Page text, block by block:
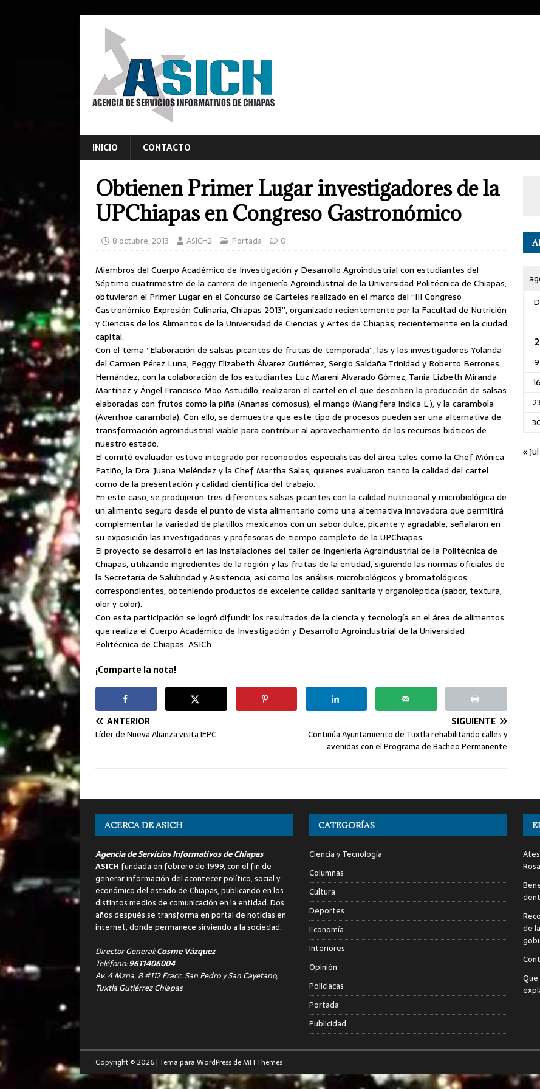
INICIO CONTACTO
Obtienen Primer Lugar investigadores de la
UPChiapas en Congreso Gastronómico
8 octubre, 2013 ASICH2 Portada 0
Miembros del Cuerpo Académico de Investigación y Desarrollo Agroindustrial con estudiantes del
Séptimo cuatrimestre de la carrera de Ingeniería Agroindustrial de la Universidad Politécnica de Chiapas,
obtuvieron el Primer Lugar en el Concurso de Carteles realizado en el marco del “III Congreso
Gastronómico Expresión Culinaria, Chiapas 2013”, organizado recientemente por la Facultad de Nutrición
y Ciencias de los Alimentos de la Universidad de Ciencias y Artes de Chiapas, recientemente en la ciudad
capital.
Con el tema “Elaboración de salsas picantes de frutas de temporada”, las y los investigadores Yolanda
del Carmen Pérez Luna, Peggy Elizabeth Álvarez Gutiérrez, Sergio Saldaña Trinidad y Roberto Berrones
Hernández, con la colaboración de los estudiantes Luz Mareni Alvarado Gómez, Tania Lizbeth Miranda
Martínez y Ángel Francisco Moo Astudillo, realizaron el cartel en el que describen la producción de salsas
elaboradas con frutos como la piña (Ananas comosus), el mango (Mangifera indica L.), y la carambola
(Averrhoa carambola). Con ello, se demuestra que este tipo de procesos pueden ser una alternativa de
transformación agroindustrial viable para contribuir al aprovechamiento de los recursos bióticos de
nuestro estado.
El comité evaluador estuvo integrado por reconocidos especialistas del área tales como la Chef Mónica
Patiño, la Dra. Juana Meléndez y la Chef Martha Salas, quienes evaluaron tanto la calidad del cartel
como de la presentación y calidad científica del trabajo.
En este caso, se produjeron tres diferentes salsas picantes con la calidad nutricional y microbiológica de
un alimento seguro desde el punto de vista alimentario como una alternativa innovadora que permitirá
complementar la variedad de platillos mexicanos con un sabor dulce, picante y agradable, señalaron en
su exposición las investigadoras y profesoras de tiempo completo de la UPChiapas.
El proyecto se desarrolló en las instalaciones del taller de Ingeniería Agroindustrial de la Politécnica de
Chiapas, utilizando ingredientes de la región y las frutas de la entidad, siguiendo las normas oficiales de
la Secretaría de Salubridad y Asistencia, así como los análisis microbiológicos y bromatológicos
correspondientes, obteniendo productos de excelente calidad sanitaria y organoléptica (sabor, textura,
olor y color).
Con esta participación se logró difundir los resultados de la ciencia y tecnología en el área de alimentos
que realiza el Cuerpo Académico de Investigación y Desarrollo Agroindustrial de la Universidad
Politécnica de Chiapas. ASICh
¡Comparte la nota!
ANTERIOR
Líder de Nueva Alianza visita IEPC
SIGUIENTE
Continúa Ayuntamiento de Tuxtla rehabilitando calles y
avenidas con el Programa de Bacheo Permanente
D
2
9
16
23
« Jul
ACERCA DE ASICH
Agencia de Servicios Informativos de Chiapas
ASICH fundada en febrero de 1999, con el fin de
generar información del acontecer político, social y
económico del estado de Chiapas, publicando en los
distintos medios de comunicación en la entidad. Dos
años después se transforma en portal de noticias en
internet, donde permanece sirviendo a la sociedad.
Director General:Cosme Vázquez
Teléfono:9611406004
Av. 4 Mzna. 8 #112 Fracc. San Pedro y San Cayetano,
Tuxtla Gutiérrez Chiapas
CATEGORÍAS
Ciencia y Tecnología
Columnas
Cultura
Deportes
Economía
Interiores
Opinión
Policiacas
Portada
Publicidad
de
Copyright © 2026 | Tema para WordPress deMH Themes